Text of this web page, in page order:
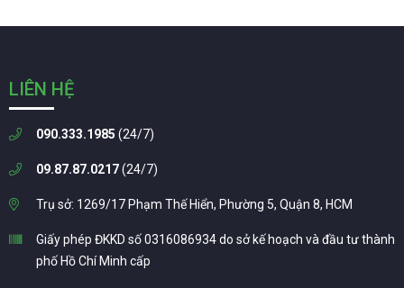
LIÊN HỆ
090.333.1985 (24/7)
09.87.87.0217(24/7)
Trụ sở: 1269/17 Phạm Thế Hiển, Phường 5, Quận 8, HCM
Giấy phép ĐKKD số 0316086934 do sở kế hoạch và đầu tư thành
phố Hồ Chí Minh cấp